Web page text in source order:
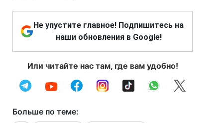
Не упустите главное! Подпишитесь на
наши обновления в Google!
Или читайте нас там, где вам удобно!
Больше по теме: